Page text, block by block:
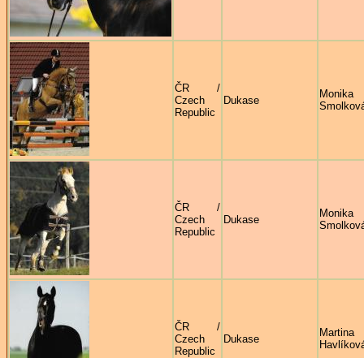
ČR /
Czech
Republic
Dukase
Monika
ČR /
Czech
Republic
Dukase
Monika
ČR /
Czech
Republic
Dukase
Martina